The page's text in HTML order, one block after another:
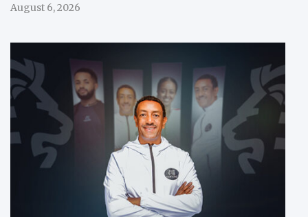
August 6, 2026